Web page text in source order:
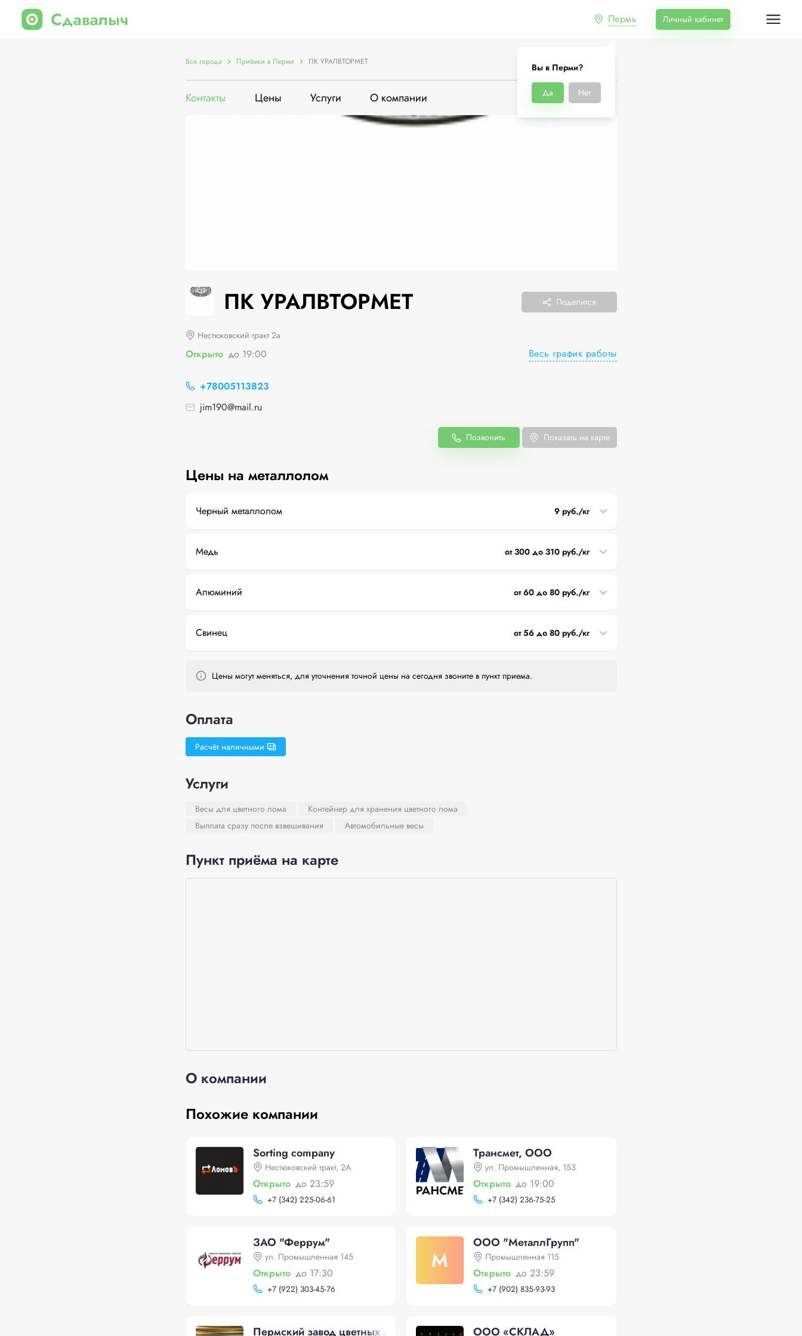
Пермь
Вы в Перми?
Да Нет
Личный кабинет
Все города Приёмки в Перми ПК УРАЛВТОРМЕТ
Контакты Цены Услуги О компании
ПК УРАЛВТОРМЕТ Поделится
Нестюковский тракт 2а
Открыто до 19:00 Весь график работы
+78005113823
jim190@mail.ru
Позвонить Показать на карте
Цены на металлолом
Черный металлолом 9 руб./кг
Медь от 300 до 310 руб./кг
Алюминий от 60 до 80 руб./кг
Свинец от 56 до 80 руб./кг
Цены могут меняться, для уточнения точной цены на сегодня звоните в пункт приема.
Оплата
Расчёт наличными
Услуги
Весы для цветного лома
Контейнер для хранения цветного лома
Выплата сразу после взвешивания
Автомобильные весы
Пункт приёма на карте
О компании
Похожие компании
Sorting company
Нестюковский тракт, 2А
Открыто до 23:59
+7 (342) 225-06-61
Трансмет, ООО
ул. Промышленная, 153
Открыто до 19:00
+7 (342) 236-75-25
ЗАО "Феррум"
ул. Промышленная 145
Открыто до 17:30
+7 (922) 303-45-76
М
ООО "МеталлГрупп"
Промышленная 115
Открыто до 23:59
+7 (902) 835-93-93
Пермский завод цветных металлов ООО «СКЛАД»